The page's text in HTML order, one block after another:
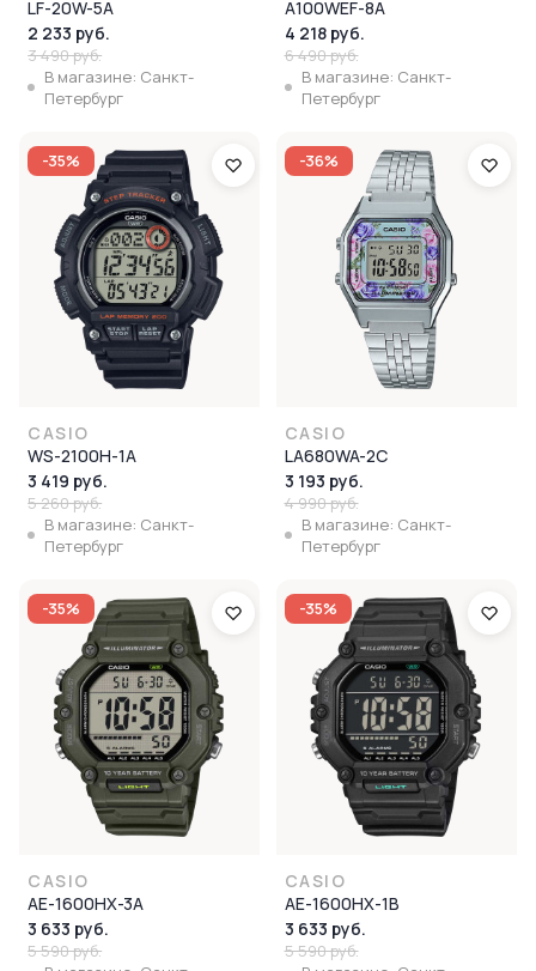
LF-20W-5A
2 233 руб.
3 490 руб.
В магазине: Санкт-
Петербург
A100WEF-8A
4 218 руб.
6 490 руб.
В магазине: Санкт-
Петербург
-35%
CASIO
WS-2100H-1A
3 419 руб.
5 260 руб.
В магазине: Санкт-
Петербург
-36%
CASIO
LA680WA-2C
3 193 руб.
4 990 руб.
В магазине: Санкт-
Петербург
-35%
CASIO
AE-1600HX-3A
3 633 руб.
5 590 руб.
-35%
CASIO
AE-1600HX-1B
3 633 руб.
5 590 руб.